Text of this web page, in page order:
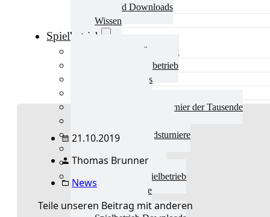
Verband Downloads
Wissen
Spielbetrieb
Spielbetrieb Übersicht
Aktuelles Spielbetrieb
BEM & Qualis
TTT – Tischtennisturnier der Tausende
Weitere Verbandsturniere
Turnierausrichtung
Mannschaftsspielbetrieb
Vereinsturniere
Schiedsrichter
21.10.2019
Thomas Brunner
News
Teile unseren Beitrag mit anderen